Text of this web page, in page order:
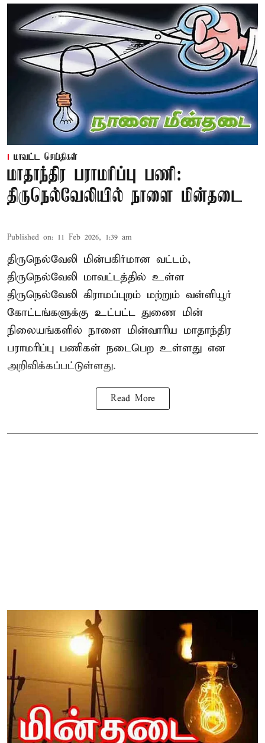
மாவட்ட செய்திகள்
மாதாந்திர பராமரிப்பு பணி:
திருநெல்வேலியில் நாளை மின்தடை
Published on: 11 Feb 2026, 1:39 am
திருநெல்வேலி மின்பகிர்மான வட்டம்,
திருநெல்வேலி மாவட்டத்தில் உள்ள
திருநெல்வேலி கிராமப்புறம் மற்றும் வள்ளியூர்
கோட்டங்களுக்கு உட்பட்ட துணை மின்
நிலையங்களில் நாளை மின்வாரிய மாதாந்திர
பராமரிப்பு பணிகள் நடைபெற உள்ளது என
அறிவிக்கப்பட்டுள்ளது.
Read More